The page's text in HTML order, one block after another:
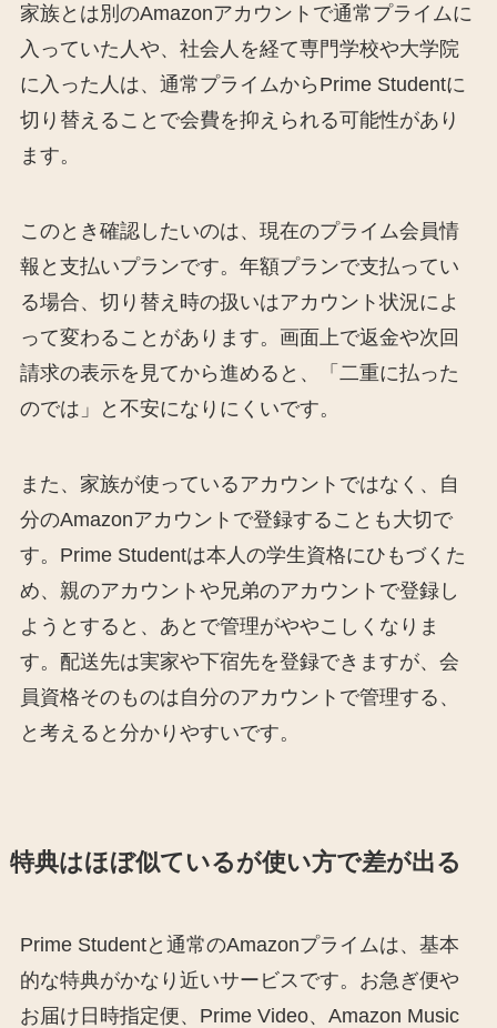
家族とは別のAmazonアカウントで通常プライムに
入っていた人や、社会人を経て専門学校や大学院
に入った人は、通常プライムからPrime Studentに
切り替えることで会費を抑えられる可能性があり
ます。
このとき確認したいのは、現在のプライム会員情
報と支払いプランです。年額プランで支払ってい
る場合、切り替え時の扱いはアカウント状況によ
って変わることがあります。画面上で返金や次回
請求の表示を見てから進めると、「二重に払った
のでは」と不安になりにくいです。
また、家族が使っているアカウントではなく、自
分のAmazonアカウントで登録することも大切で
す。Prime Studentは本人の学生資格にひもづくた
め、親のアカウントや兄弟のアカウントで登録し
ようとすると、あとで管理がややこしくなりま
す。配送先は実家や下宿先を登録できますが、会
員資格そのものは自分のアカウントで管理する、
と考えると分かりやすいです。
特典はほぼ似ているが使い方で差が出る
Prime Studentと通常のAmazonプライムは、基本
的な特典がかなり近いサービスです。お急ぎ便や
お届け日時指定便、Prime Video、Amazon Music